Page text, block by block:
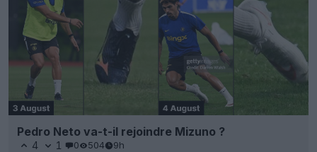
Pedro Neto va-t-il rejoindre Mizuno ?
4 1 0 504 9h